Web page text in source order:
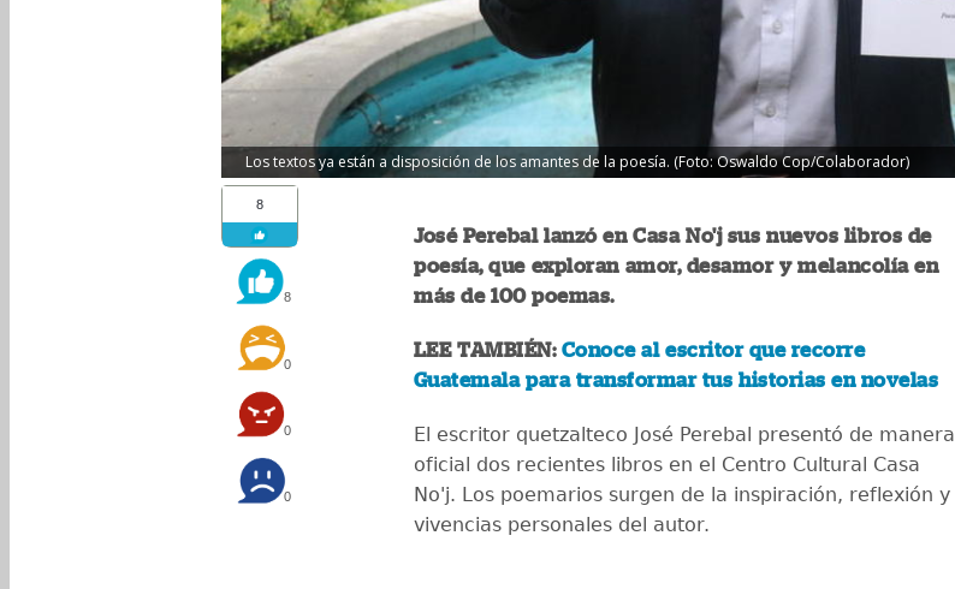
Los textos ya están a disposición de los amantes de la poesía. (Foto: Oswaldo Cop/Colaborador)
8
8
0
0
0
José Perebal lanzó en Casa No'j sus nuevos libros de
poesía, que exploran amor, desamor y melancolía en
más de 100 poemas.
LEE TAMBIÉN: Conoce al escritor que recorre
Guatemala para transformar tus historias en novelas
El escritor quetzalteco José Perebal presentó de manera
oficial dos recientes libros en el Centro Cultural Casa
No'j. Los poemarios surgen de la inspiración, reflexión y
vivencias personales del autor.